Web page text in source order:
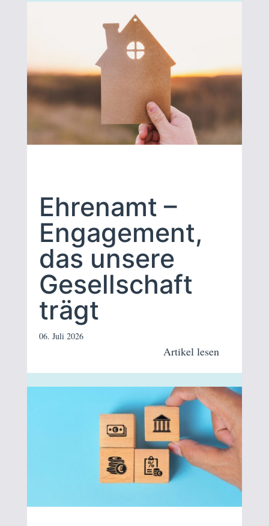
Ehrenamt –
Engagement,
das unsere
Gesellschaft
trägt
06. Juli 2026
Artikel lesen